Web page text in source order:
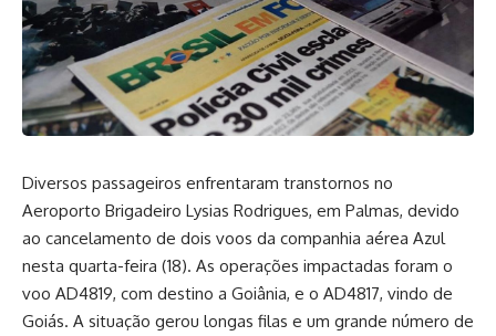
Diversos passageiros enfrentaram transtornos no
Aeroporto Brigadeiro Lysias Rodrigues, em Palmas, devido
ao cancelamento de dois voos da companhia aérea Azul
nesta quarta-feira (18). As operações impactadas foram o
voo AD4819, com destino a Goiânia, e o AD4817, vindo de
Goiás. A situação gerou longas filas e um grande número de